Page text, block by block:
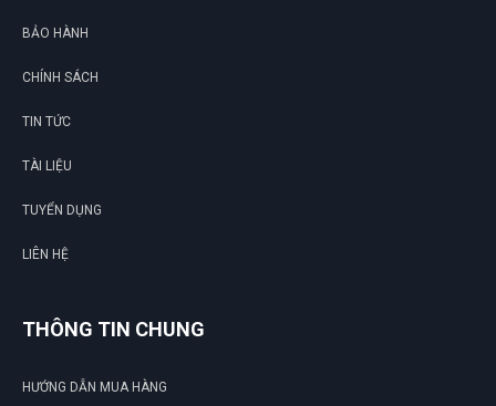
BẢO HÀNH
CHÍNH SÁCH
TIN TỨC
TÀI LIỆU
TUYỂN DỤNG
LIÊN HỆ
THÔNG TIN CHUNG
HƯỚNG DẪN MUA HÀNG